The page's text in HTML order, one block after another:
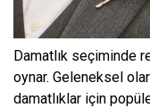
Damatlık seçiminde
oynar. Geleneksel
damatlıklar için